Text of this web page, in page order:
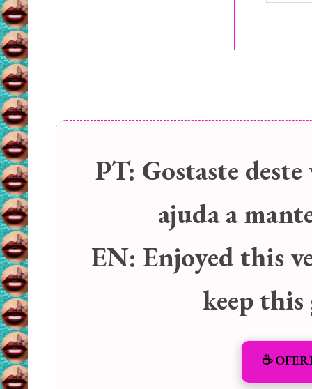
PT: Gostaste
ajuda a
EN: Enjoyed this
keep
☕️